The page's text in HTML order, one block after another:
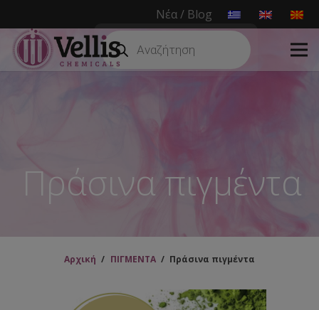
Νέα / Blog
Products
search
Πράσινα πιγμέντα
Αρχική / ΠΙΓΜΕΝΤΑ / Πράσινα πιγμέντα